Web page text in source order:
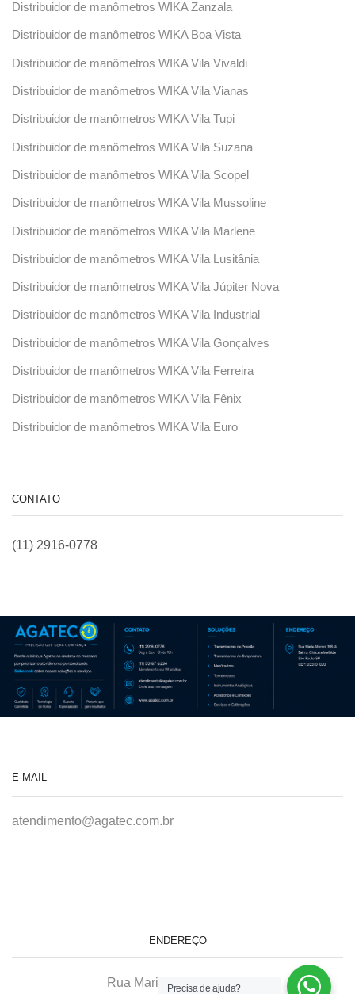
Distribuidor de manômetros WIKA Zanzala
Distribuidor de manômetros WIKA Boa Vista
Distribuidor de manômetros WIKA Vila Vivaldi
Distribuidor de manômetros WIKA Vila Vianas
Distribuidor de manômetros WIKA Vila Tupi
Distribuidor de manômetros WIKA Vila Suzana
Distribuidor de manômetros WIKA Vila Scopel
Distribuidor de manômetros WIKA Vila Mussoline
Distribuidor de manômetros WIKA Vila Marlene
Distribuidor de manômetros WIKA Vila Lusitânia
Distribuidor de manômetros WIKA Vila Júpiter Nova
Distribuidor de manômetros WIKA Vila Industrial
Distribuidor de manômetros WIKA Vila Gonçalves
Distribuidor de manômetros WIKA Vila Ferreira
Distribuidor de manômetros WIKA Vila Fênix
Distribuidor de manômetros WIKA Vila Euro
CONTATO
(11) 2916-0778
E-MAIL
atendimento@agatec.com.br
ENDEREÇO
Rua Maria Afonso, 166-A
Precisa de ajuda?